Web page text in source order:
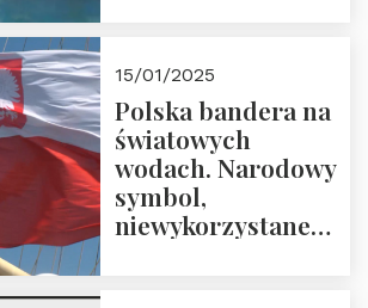
Prowadzi prof.
Zbigniew
Stawrowski
15/01/2025
Polska bandera na
światowych
wodach. Narodowy
symbol,
niewykorzystane